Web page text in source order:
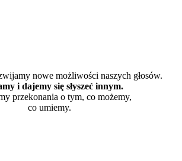
nowe możliwości naszych głosów.
i dajemy się słyszeć innym.
przekonania o tym, co możemy,
co umiemy.